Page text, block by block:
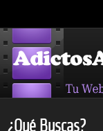
¿Qué Buscas?